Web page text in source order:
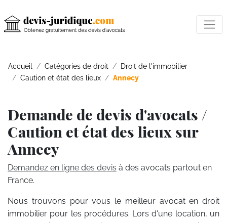
Accueil Catégories de droit
Droit de l'immobilier
Caution et état des lieux
Annecy
Demande de devis d'avocats /
Caution et état des lieux sur
Annecy
Demandez en ligne des devis à des avocats partout en
France.
Nous trouvons pour vous le meilleur avocat en droit
immobilier pour les procédures. Lors d'une location, un